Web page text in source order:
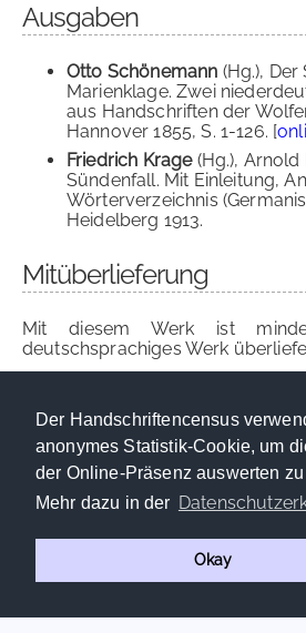
Der Handschriftencensus
anonymes Statistik-Cookie, um
der Online-Präsenz auswerten
Mehr dazu in der
Okay
Ausgaben
Otto Schönemann (Hg.),
Marienklage. Zwei
aus Handschriften der
Hannover 1855, S. 1-126. [
Friedrich Krage (Hg.),
Sündenfall. Mit Einleitung,
Wörterverzeichnis
Heidelberg 1913.
Mitüberlieferung
Mit diesem Werk ist
deutschsprachiges Werk